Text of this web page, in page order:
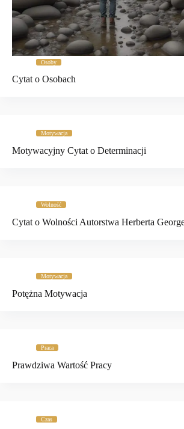
Osoby
Cytat o Osobach
Motywacja
Motywacyjny Cytat o Determinacji
Wolność
Cytat o Wolności Autorstwa Herberta
Motywacja
Potężna Motywacja
Praca
Prawdziwa Wartość Pracy
Czas